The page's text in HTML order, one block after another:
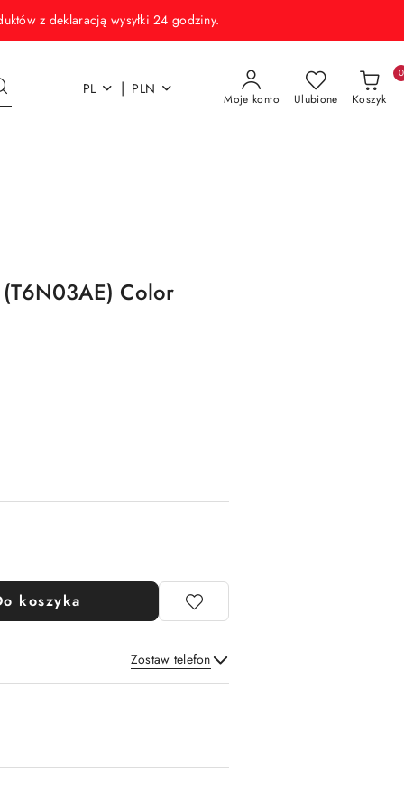
z deklaracją wysyłki 24 godziny.
PL | PLN
Moje konto Ulubione Koszyk
0
Color
koszyka
Zostaw telefon
Wyślij